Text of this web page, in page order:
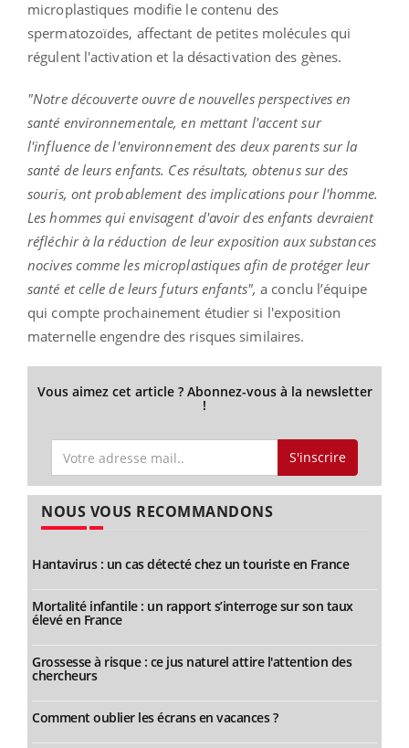
microplastiques modifie le contenu des
spermatozoïdes, affectant de petites molécules qui
régulent l'activation et la désactivation des gènes.
"Notre découverte ouvre de nouvelles perspectives en
santé environnementale, en mettant l'accent sur
l'influence de l'environnement des deux parents sur la
santé de leurs enfants. Ces résultats, obtenus sur des
souris, ont probablement des implications pour l'homme.
Les hommes qui envisagent d'avoir des enfants devraient
réfléchir à la réduction de leur exposition aux substances
nocives comme les microplastiques afin de protéger leur
santé et celle de leurs futurs enfants", a conclu l’équipe
qui compte prochainement étudier si l'exposition
maternelle engendre des risques similaires.
Vous aimez cet article ? Abonnez-vous à la newsletter
!
S'inscrire
NOUS VOUS RECOMMANDONS
Hantavirus : un cas détecté chez un touriste en France
Mortalité infantile : un rapport s’interroge sur son taux
élevé en France
Grossesse à risque : ce jus naturel attire l'attention des
chercheurs
Comment oublier les écrans en vacances ?